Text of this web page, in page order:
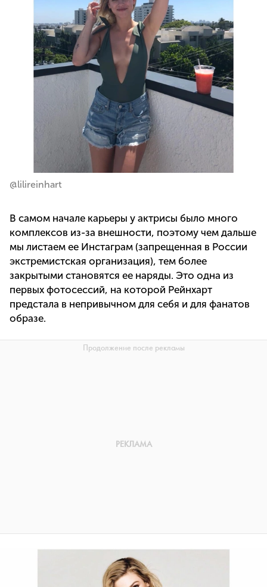
@lilireinhart
В самом начале карьеры у актрисы было много
комплексов из-за внешности, поэтому чем дальше
мы листаем ее Инстаграм (запрещенная в России
экстремистская организация), тем более
закрытыми становятся ее наряды. Это одна из
первых фотосессий, на которой Рейнхарт
предстала в непривычном для себя и для фанатов
образе.